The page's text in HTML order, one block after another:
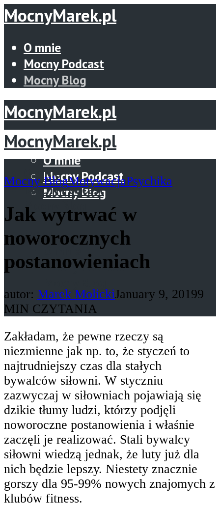
MocnyMarek.pl
O mnie
Mocny Podcast
Mocny Blog
MocnyMarek.pl
Menu
O mnie
Mocny Podcast
Mocny Blog
MocnyMarek.pl
O mnie
Mocny Podcast
Mocny Blog
Menu
Mocny Podcast
Mocny BlogMotywacjaPsychika
Jak wytrwać w
noworocznych
postanowieniach
autor: Marek MolickiJanuary 9, 20199
MIN CZYTANIA
Zakładam, że pewne rzeczy są
niezmienne jak np. to, że styczeń to
najtrudniejszy czas dla stałych
bywalców siłowni. W styczniu
zazwyczaj w siłowniach pojawiają się
dzikie tłumy ludzi, którzy podjęli
noworoczne postanowienia i właśnie
zaczęli je realizować. Stali bywalcy
siłowni wiedzą jednak, że luty już dla
nich będzie lepszy. Niestety znacznie
gorszy dla 95-99% nowych znajomych z
klubów fitness.